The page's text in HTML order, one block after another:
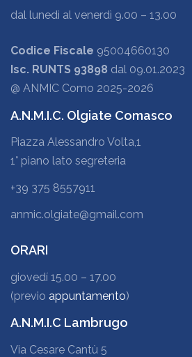
dal lunedì al venerdì 9.00 – 13.00
Codice Fiscale 95004660130
Isc. RUNTS 93898 dal 09.01.2023
@ ANMIC Como 2025-2026
A.N.M.I.C. Olgiate Comasco
Piazza Alessandro Volta,1
1° piano lato segreteria
+39 375 8557911
anmic.olgiate@gmail.com
ORARI
giovedí 15.00 – 17.00
(previo appuntamento)
A.N.M.I.C Lambrugo
Via Cesare Cantù 5